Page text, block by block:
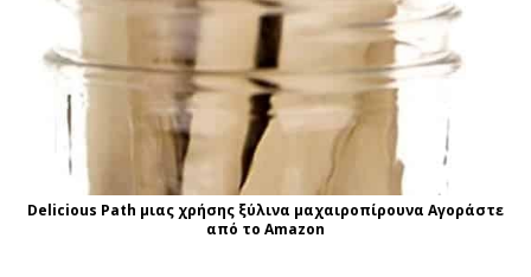
Delicious Path μιας χρήσης ξύλινα μαχαιροπίρουνα Αγοράστε
από το Amazon